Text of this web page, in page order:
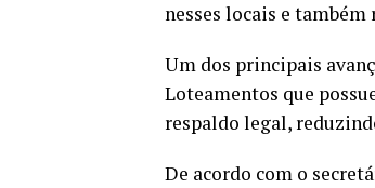
nesses locais e
Um dos principais
Loteamentos que
respaldo legal,
De acordo com o